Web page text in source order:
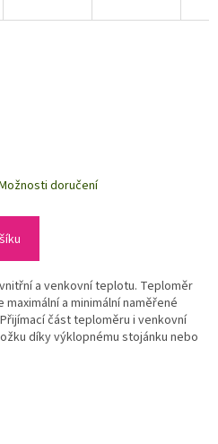
doručení
a venkovní teplotu. Teploměr
a minimální naměřené
část teploměru i venkovní
díky výklopnému stojánku nebo